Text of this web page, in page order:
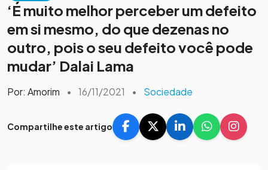
‘É muito melhor perceber um defeito
em si mesmo, do que dezenas no
outro, pois o seu defeito você pode
mudar’ Dalai Lama
Por: Amorim • 16/11/2021 • Sociedade
Compartilhe este artigo